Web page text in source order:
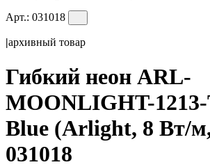
Арт.: 031018
|архивный товар
Гибкий неон ARL-
MOONLIGHT-1213-
Blue (Arlight, 8 Вт/
031018